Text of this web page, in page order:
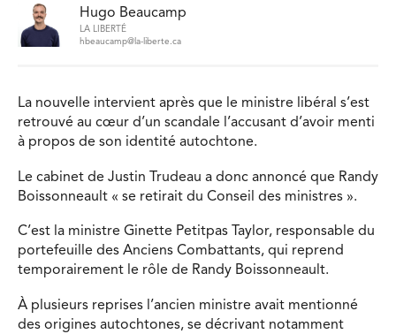
Hugo Beaucamp
LA LIBERTÉ
hbeaucamp@la-liberte.ca
La nouvelle intervient après que le ministre libéral s’est
retrouvé au cœur d’un scandale l’accusant d’avoir menti
à propos de son identité autochtone.
Le cabinet de Justin Trudeau a donc annoncé que Randy
Boissonneault « se retirait du Conseil des ministres ».
C’est la ministre Ginette Petitpas Taylor, responsable du
portefeuille des Anciens Combattants, qui reprend
temporairement le rôle de Randy Boissonneault.
À plusieurs reprises l’ancien ministre avait mentionné
des origines autochtones, se décrivant notamment